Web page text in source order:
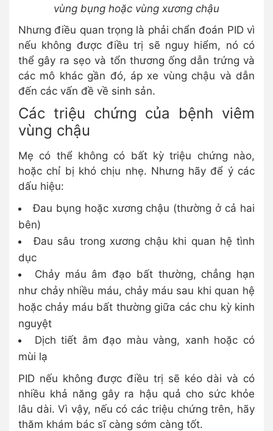
vùng bụng hoặc vùng xương chậu
Nhưng điều quan trọng là phải chẩn đoán PID vì
nếu không được điều trị sẽ nguy hiểm, nó có
thể gây ra sẹo và tổn thương ống dẫn trứng và
các mô khác gần đó, áp xe vùng chậu và dẫn
đến các vấn đề về sinh sản.
Các triệu chứng của bệnh viêm
vùng chậu
Mẹ có thể không có bất kỳ triệu chứng nào,
hoặc chỉ bị khó chịu nhẹ. Nhưng hãy để ý các
dấu hiệu:
Đau bụng hoặc xương chậu (thường ở cả hai
bên)
Đau sâu trong xương chậu khi quan hệ tình
dục
Chảy máu âm đạo bất thường, chẳng hạn
như chảy nhiều máu, chảy máu sau khi quan hệ
hoặc chảy máu bất thường giữa các chu kỳ kinh
nguyệt
Dịch tiết âm đạo màu vàng, xanh hoặc có
mùi lạ
PID nếu không được điều trị sẽ kéo dài và có
nhiều khả năng gây ra hậu quả cho sức khỏe
lâu dài. Vì vậy, nếu có các triệu chứng trên, hãy
thăm khám bác sĩ càng sớm càng tốt.